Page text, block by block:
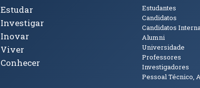
Tópicos Principais
Estudar
Investigar
Inovar
Viver
Conhecer
Públicos
Estudantes
Candidatos
Candidatos
Alumni
Universidade
Professores
Investigadores
Pessoal Técnico,